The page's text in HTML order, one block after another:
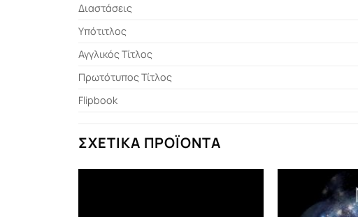
Διαστάσεις
Υπότιτλος
Αγγλικός Τίτλος
Πρωτότυπος Τίτλος
Flipbook
ΣΧΕΤΙΚΆ ΠΡΟΪΌΝΤΑ